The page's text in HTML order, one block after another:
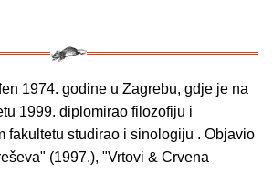
1974. godine u Zagrebu, gdje je na
1999. diplomirao filozofiju i
fakultetu studirao i sinologiju . Objavio
(1997.), "Vrtovi & Crvena